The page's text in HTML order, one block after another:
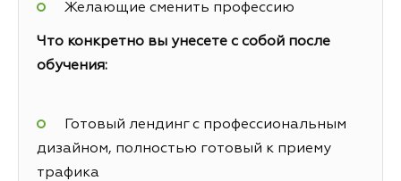
Желающие сменить профессию
Что конкретно вы унесете с собой после
обучения:
Готовый лендинг с профессиональным
дизайном, полностью готовый к приему
трафика